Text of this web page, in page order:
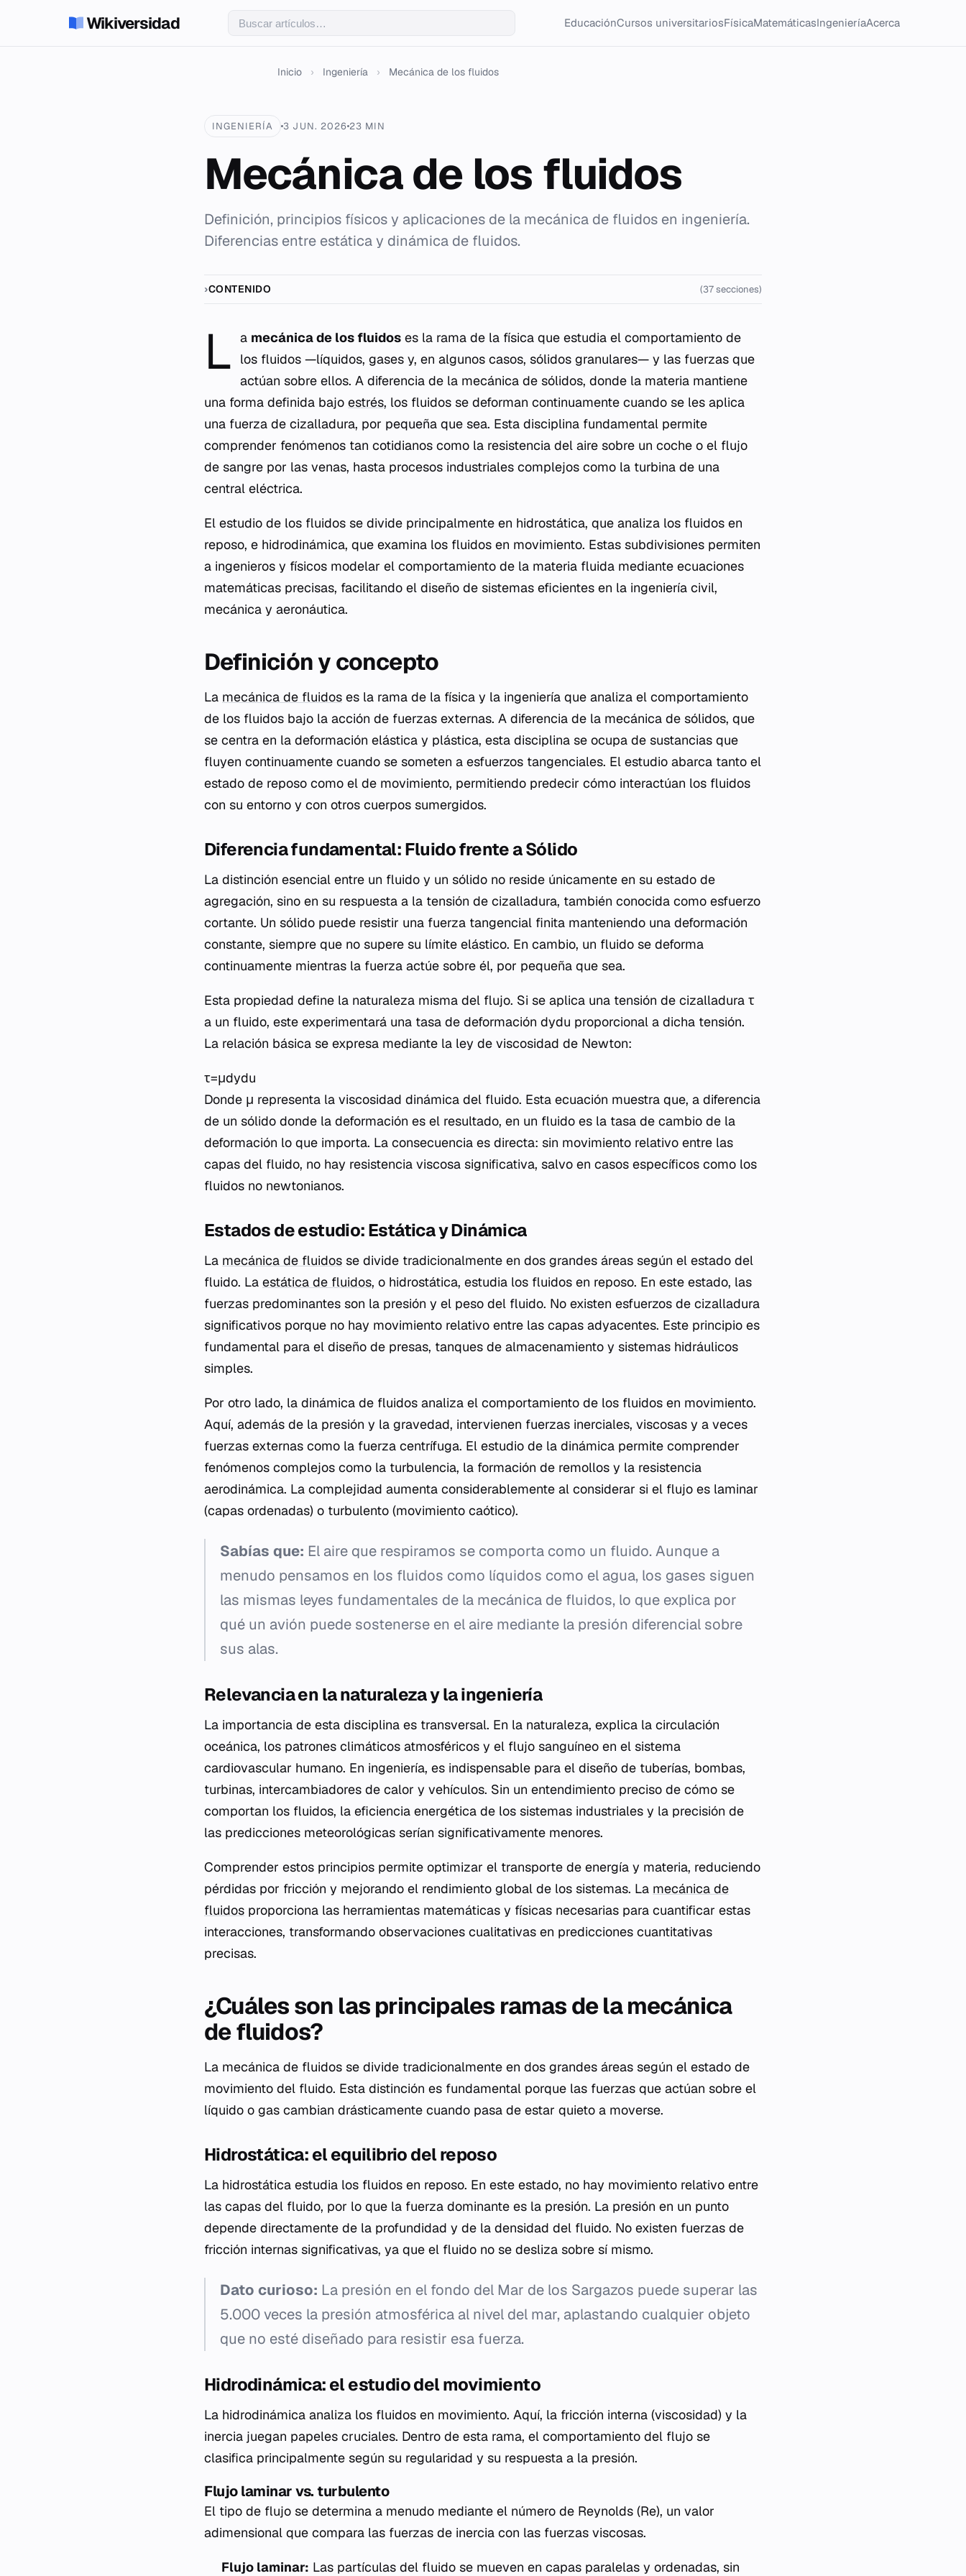
Wikiversidad EducaciónCursos universitariosFísicaMatemáticasIngenieríaAcerca
Inicio › Ingeniería › Mecánica de los fluidos
INGENIERÍA 3 JUN. 2026 23 MIN
Mecánica de los fluidos
Definición, principios físicos y aplicaciones de la mecánica de fluidos en ingeniería.
Diferencias entre estática y dinámica de fluidos.
CONTENIDO (37 secciones)
L a mecánica de los fluidos es la rama de la física que estudia el comportamiento de
los fluidos —líquidos, gases y, en algunos casos, sólidos granulares— y las fuerzas que
actúan sobre ellos. A diferencia de la mecánica de sólidos, donde la materia mantiene
una forma definida bajo estrés, los fluidos se deforman continuamente cuando se les aplica
una fuerza de cizalladura, por pequeña que sea. Esta disciplina fundamental permite
comprender fenómenos tan cotidianos como la resistencia del aire sobre un coche o el flujo
de sangre por las venas, hasta procesos industriales complejos como la turbina de una
central eléctrica.
El estudio de los fluidos se divide principalmente en hidrostática, que analiza los fluidos en
reposo, e hidrodinámica, que examina los fluidos en movimiento. Estas subdivisiones permiten
a ingenieros y físicos modelar el comportamiento de la materia fluida mediante ecuaciones
matemáticas precisas, facilitando el diseño de sistemas eficientes en la ingeniería civil,
mecánica y aeronáutica.
Definición y concepto
La mecánica de fluidos es la rama de la física y la ingeniería que analiza el comportamiento
de los fluidos bajo la acción de fuerzas externas. A diferencia de la mecánica de sólidos, que
se centra en la deformación elástica y plástica, esta disciplina se ocupa de sustancias que
fluyen continuamente cuando se someten a esfuerzos tangenciales. El estudio abarca tanto el
estado de reposo como el de movimiento, permitiendo predecir cómo interactúan los fluidos
con su entorno y con otros cuerpos sumergidos.
Diferencia fundamental: Fluido frente a Sólido
La distinción esencial entre un fluido y un sólido no reside únicamente en su estado de
agregación, sino en su respuesta a la tensión de cizalladura, también conocida como esfuerzo
cortante. Un sólido puede resistir una fuerza tangencial finita manteniendo una deformación
constante, siempre que no supere su límite elástico. En cambio, un fluido se deforma
continuamente mientras la fuerza actúe sobre él, por pequeña que sea.
Esta propiedad define la naturaleza misma del flujo. Si se aplica una tensión de cizalladura τ
a un fluido, este experimentará una tasa de deformación dydu​ proporcional a dicha tensión.
La relación básica se expresa mediante la ley de viscosidad de Newton:
τ=μdydu​
Donde μ representa la viscosidad dinámica del fluido. Esta ecuación muestra que, a diferencia
de un sólido donde la deformación es el resultado, en un fluido es la tasa de cambio de la
deformación lo que importa. La consecuencia es directa: sin movimiento relativo entre las
capas del fluido, no hay resistencia viscosa significativa, salvo en casos específicos como los
fluidos no newtonianos.
Estados de estudio: Estática y Dinámica
La mecánica de fluidos se divide tradicionalmente en dos grandes áreas según el estado del
fluido. La estática de fluidos, o hidrostática, estudia los fluidos en reposo. En este estado, las
fuerzas predominantes son la presión y el peso del fluido. No existen esfuerzos de cizalladura
significativos porque no hay movimiento relativo entre las capas adyacentes. Este principio es
fundamental para el diseño de presas, tanques de almacenamiento y sistemas hidráulicos
simples.
Por otro lado, la dinámica de fluidos analiza el comportamiento de los fluidos en movimiento.
Aquí, además de la presión y la gravedad, intervienen fuerzas inerciales, viscosas y a veces
fuerzas externas como la fuerza centrífuga. El estudio de la dinámica permite comprender
fenómenos complejos como la turbulencia, la formación de remollos y la resistencia
aerodinámica. La complejidad aumenta considerablemente al considerar si el flujo es laminar
(capas ordenadas) o turbulento (movimiento caótico).
Sabías que: El aire que respiramos se comporta como un fluido. Aunque a
menudo pensamos en los fluidos como líquidos como el agua, los gases siguen
las mismas leyes fundamentales de la mecánica de fluidos, lo que explica por
qué un avión puede sostenerse en el aire mediante la presión diferencial sobre
sus alas.
Relevancia en la naturaleza y la ingeniería
La importancia de esta disciplina es transversal. En la naturaleza, explica la circulación
oceánica, los patrones climáticos atmosféricos y el flujo sanguíneo en el sistema
cardiovascular humano. En ingeniería, es indispensable para el diseño de tuberías, bombas,
turbinas, intercambiadores de calor y vehículos. Sin un entendimiento preciso de cómo se
comportan los fluidos, la eficiencia energética de los sistemas industriales y la precisión de
las predicciones meteorológicas serían significativamente menores.
Comprender estos principios permite optimizar el transporte de energía y materia, reduciendo
pérdidas por fricción y mejorando el rendimiento global de los sistemas. La mecánica de
fluidos proporciona las herramientas matemáticas y físicas necesarias para cuantificar estas
interacciones, transformando observaciones cualitativas en predicciones cuantitativas
precisas.
¿Cuáles son las principales ramas de la mecánica
de fluidos?
La mecánica de fluidos se divide tradicionalmente en dos grandes áreas según el estado de
movimiento del fluido. Esta distinción es fundamental porque las fuerzas que actúan sobre el
líquido o gas cambian drásticamente cuando pasa de estar quieto a moverse.
Hidrostática: el equilibrio del reposo
La hidrostática estudia los fluidos en reposo. En este estado, no hay movimiento relativo entre
las capas del fluido, por lo que la fuerza dominante es la presión. La presión en un punto
depende directamente de la profundidad y de la densidad del fluido. No existen fuerzas de
fricción internas significativas, ya que el fluido no se desliza sobre sí mismo.
Dato curioso: La presión en el fondo del Mar de los Sargazos puede superar las
5.000 veces la presión atmosférica al nivel del mar, aplastando cualquier objeto
que no esté diseñado para resistir esa fuerza.
Hidrodinámica: el estudio del movimiento
La hidrodinámica analiza los fluidos en movimiento. Aquí, la fricción interna (viscosidad) y la
inercia juegan papeles cruciales. Dentro de esta rama, el comportamiento del flujo se
clasifica principalmente según su regularidad y su respuesta a la presión.
Flujo laminar vs. turbulento
El tipo de flujo se determina a menudo mediante el número de Reynolds (Re), un valor
adimensional que compara las fuerzas de inercia con las fuerzas viscosas.
Flujo laminar: Las partículas del fluido se mueven en capas paralelas y ordenadas, sin